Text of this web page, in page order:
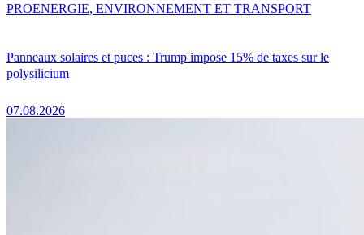
Panneaux solaires et puces : Trump impose 15% de taxes sur le
polysilicium
07.08.2026
PROENERGIE, ENVIRONNEMENT ET TRANSPORT